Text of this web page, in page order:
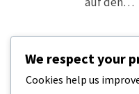
2 MINUTEN
We respect your
Cookies help us